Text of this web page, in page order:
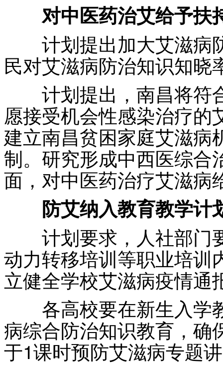
对中医药治艾给予扶
计划提出加大艾滋病
民对艾滋病防治知识知晓
计划提出，南昌将符
愿接受机会性感染治疗
建立南昌贫困家庭艾滋病
制。研究形成中西医综合
面，对中医药治疗艾滋病
防艾纳入教育教学计
计划要求，人社部门
动力转移培训等职业培训
立健全学校艾滋病疫情通
各高校要在新生入学
病综合防治知识教育，确
于1课时预防艾滋病专题